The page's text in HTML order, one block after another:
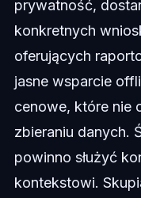
prywatność,
konkretnych
oferujących
jasne wsparcie
cenowe, które nie
zbieraniu danych.
powinno służyć
kontekstowi.